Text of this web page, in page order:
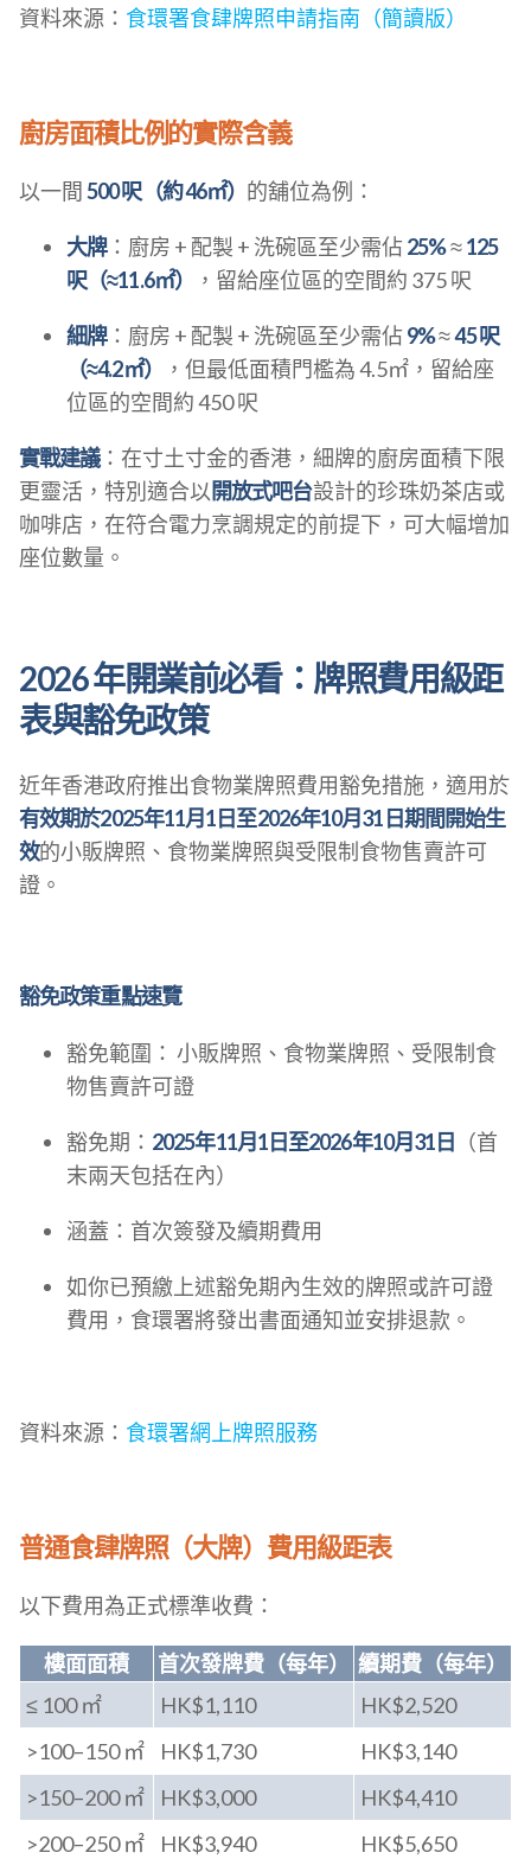
資料來源： 食環署食肆牌照申請指南（簡讀版）
廚房面積比例的實際含義
以一間 500 呎（約 46㎡） 的舖位為例：
大牌：廚房 + 配製 + 洗碗區至少需佔25%≈125
呎（≈11.6㎡）
，留給座位區的空間約 375 呎
細牌：廚房 + 配製 + 洗碗區至少需佔9%≈45 呎
（≈4.2㎡）
，但最低面積門檻為 4.5㎡，留給座
位區的空間約 450 呎
實戰建議：在寸土寸金的香港，細牌的廚房面積下限
更靈活，特別適合以開放式吧台設計的珍珠奶茶店或
咖啡店，在符合電力烹調規定的前提下，可大幅增加
座位數量。
2026 年開業前必看：牌照費用級距
表與豁免政策
近年香港政府推出食物業牌照費用豁免措施，適用於
有效期於2025年11月1日至2026年10月31日期間開始生
效的小販牌照、食物業牌照與受限制食物售賣許可
證。
豁免政策重點速覽
豁免範圍： 小販牌照、食物業牌照、受限制食
物售賣許可證
豁免期： 2025年11月1日至2026年10月31日
（首
末兩天包括在內）
涵蓋：首次簽發及續期費用
如你已預繳上述豁免期內生效的牌照或許可證
費用，食環署將發出書面通知並安排退款。
資料來源： 食環署網上牌照服務
普通食肆牌照（大牌）費用級距表
以下費用為正式標準收費：
樓面面積 首次發牌費（每年）
續期費（每年）
≤ 100 ㎡
HK$1,110
HK$2,520
>100–150 ㎡
HK$1,730
HK$3,140
>150–200 ㎡
HK$3,000
HK$4,410
>200–250 ㎡
HK$3,940
HK$5,650